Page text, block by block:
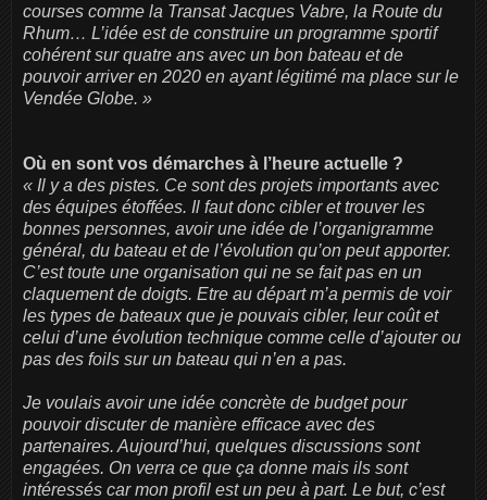
courses comme la Transat Jacques Vabre, la Route du
Rhum… L’idée est de construire un programme sportif
cohérent sur quatre ans avec un bon bateau et de
pouvoir arriver en 2020 en ayant légitimé ma place sur le
Vendée Globe. »
Où en sont vos démarches à l’heure actuelle ?
« Il y a des pistes. Ce sont des projets importants avec
des équipes étoffées. Il faut donc cibler et trouver les
bonnes personnes, avoir une idée de l’organigramme
général, du bateau et de l’évolution qu’on peut apporter.
C’est toute une organisation qui ne se fait pas en un
claquement de doigts. Etre au départ m’a permis de voir
les types de bateaux que je pouvais cibler, leur coût et
celui d’une évolution technique comme celle d’ajouter ou
pas des foils sur un bateau qui n’en a pas.
Je voulais avoir une idée concrète de budget pour
pouvoir discuter de manière efficace avec des
partenaires. Aujourd’hui, quelques discussions sont
engagées. On verra ce que ça donne mais ils sont
intéressés car mon profil est un peu à part. Le but, c’est